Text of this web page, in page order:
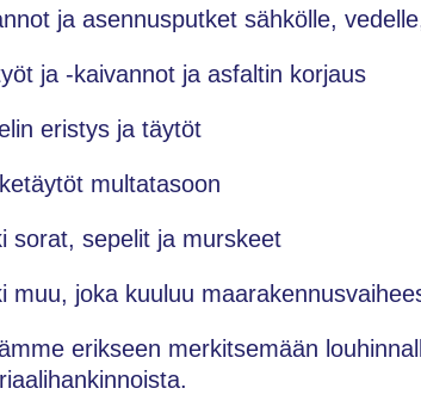
ja asennusputket sähkölle,
ja -kaivannot ja asfaltin korjaus
eristys ja täytöt
multatasoon
sorat, sepelit ja murskeet
muu, joka kuuluu
erikseen merkitsemään